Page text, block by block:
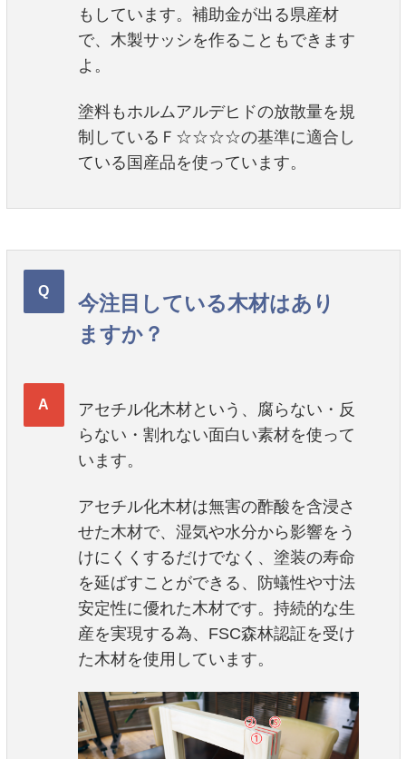
もしています。補助金が出る県産材
で、木製サッシを作ることもできます
よ。
塗料もホルムアルデヒドの放散量を規
制しているＦ☆☆☆☆の基準に適合し
ている国産品を使っています。
今注目している木材はあり
ますか？
アセチル化木材という、腐らない・反
らない・割れない面白い素材を使って
います。
アセチル化木材は無害の酢酸を含浸さ
せた木材で、湿気や水分から影響をう
けにくくするだけでなく、塗装の寿命
を延ばすことができる、防蟻性や寸法
安定性に優れた木材です。持続的な生
産を実現する為、FSC森林認証を受け
た木材を使用しています。